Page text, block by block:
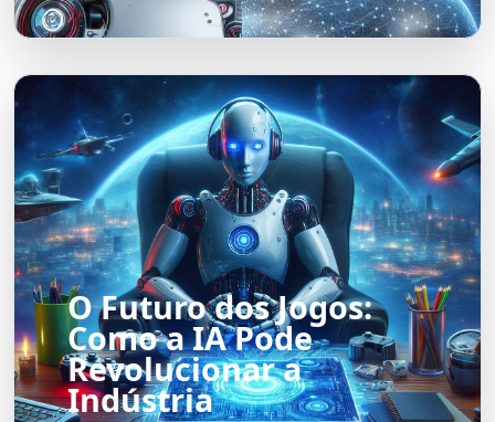
O Futuro dos Jogos:
Como a IA Pode
Revolucionar a
Indústria